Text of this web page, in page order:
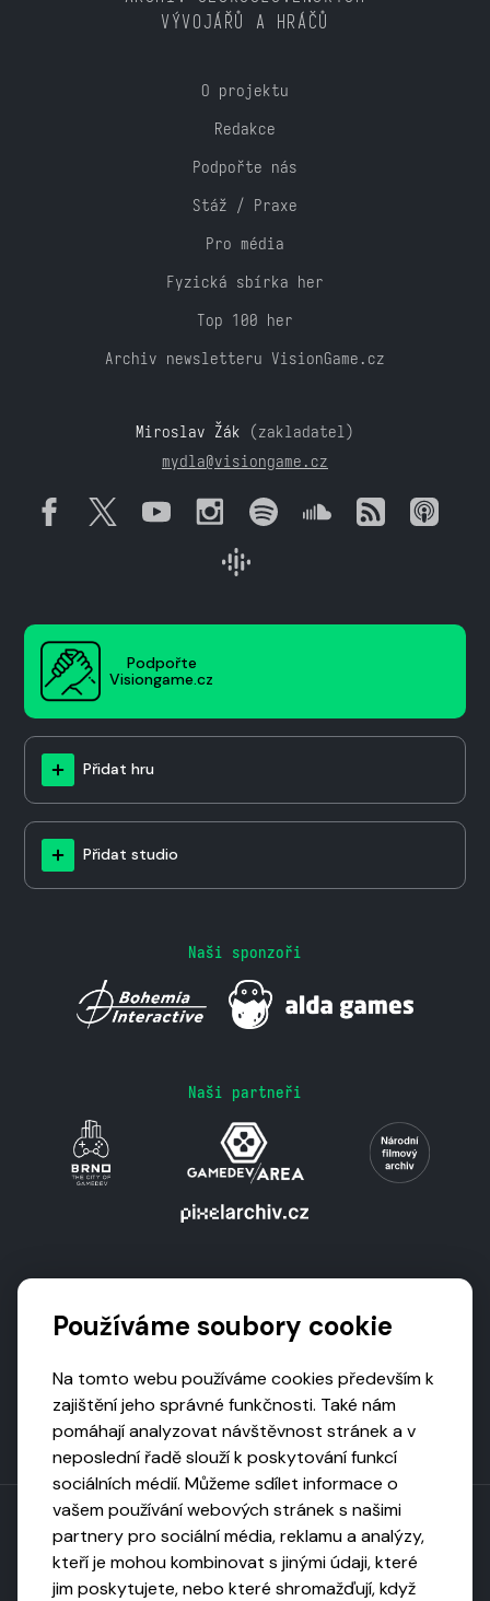
VÝVOJÁŘŮ A HRÁČŮ
O projektu
Redakce
Podpořte nás
Stáž / Praxe
Pro média
Fyzická sbírka her
Top 100 her
Archiv newsletteru VisionGame.cz
Miroslav Žák (zakladatel)
mydla@visiongame.cz
Podpořte
Visiongame.cz
Přidat hru
Přidat studio
Naši sponzoři
Naši partneři
Toto dílo podléhá licenci CC BY-NC-ND
Používáme soubory cookie
Na tomto webu používáme cookies především k
zajištění jeho správné funkčnosti. Také nám
pomáhají analyzovat návštěvnost stránek a v
neposlední řadě slouží k poskytování funkcí
sociálních médií. Můžeme sdílet informace o
vašem používání webových stránek s našimi
partnery pro sociální média, reklamu a analýzy,
kteří je mohou kombinovat s jinými údaji, které
jim poskytujete, nebo které shromažďují, když